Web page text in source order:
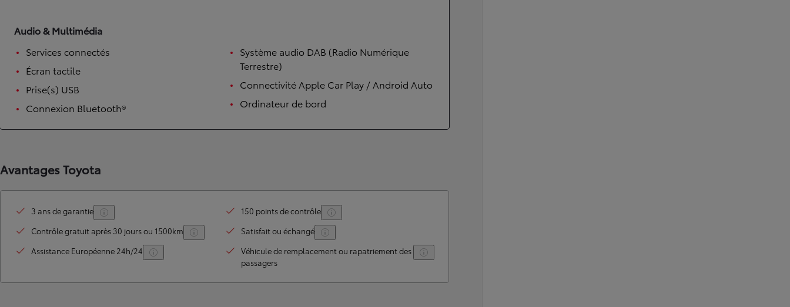
Audio & Multimédia
Services connectés
Écran tactile
Prise(s) USB
Connexion Bluetooth®
Système audio DAB (Radio Numérique
Terrestre)
Connectivité Apple Car Play / Android Auto
Ordinateur de bord
Avantages Toyota
3 ans de garantie
150 points de contrôle
Contrôle gratuit après 30 jours ou 1500km
Satisfait ou échangé
Assistance Européenne 24h/24
Véhicule de remplacement ou rapatriement des
passagers